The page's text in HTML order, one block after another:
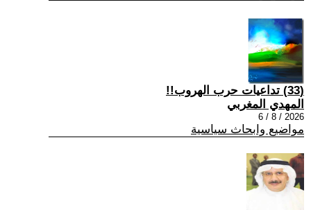
(33) تداعيات حرب الهروب!!
المهدي المغربي
2026 / 8 / 6
مواضيع وابحاث سياسية